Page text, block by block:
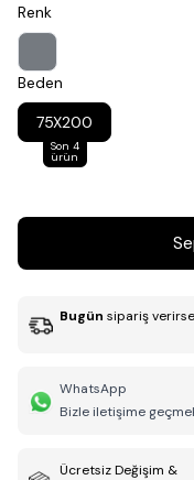
Renk
Beden
75X200
Son 4
ürün
Bugün sipariş
WhatsApp
Bizle iletişime
Ücretsiz Değişim &